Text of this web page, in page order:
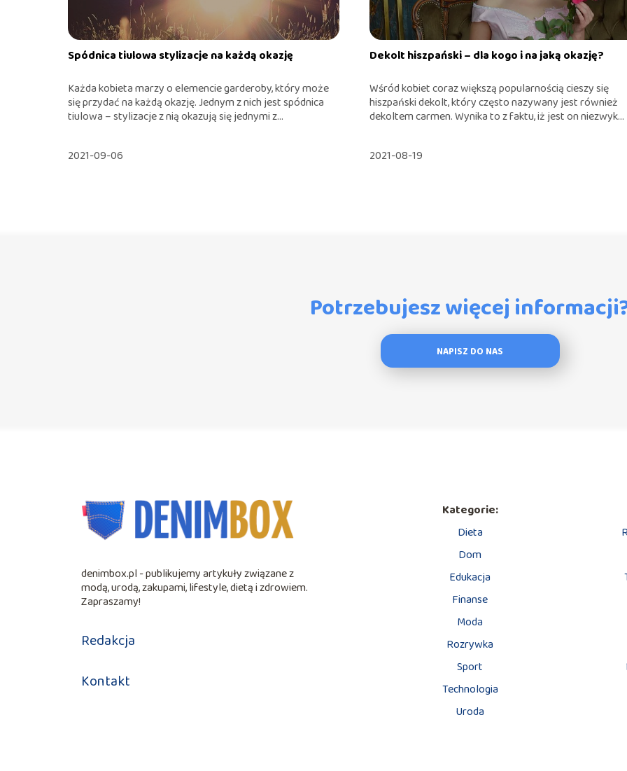
Spódnica tiulowa stylizacje na każdą okazję
Każda kobieta marzy o elemencie garderoby, który może
się przydać na każdą okazję. Jednym z nich jest spódnica
tiulowa – stylizacje z nią okazują się jednymi z...
2021-09-06
Dekolt hiszpański – dla kogo i na jaką okazję?
Wśród kobiet coraz większą popularnością cieszy się
hiszpański dekolt, który często nazywany jest również
dekoltem carmen. Wynika to z faktu, iż jest on niezwyk...
2021-08-19
Potrzebujesz więcej
NAPISZ DO NAS
denimbox.pl - publikujemy artykuły związane z
modą, urodą, zakupami, lifestyle, dietą i zdrowiem.
Zapraszamy!
Redakcja
Kontakt
Kategorie:
Dieta
Dom
Edukacja
Finanse
Moda
Rozrywka
Sport
Technologia
Uroda